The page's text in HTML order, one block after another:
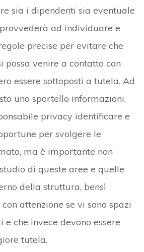
sia i dipendenti sia eventuale
ad individuare e
precise per evitare che
possa venire a contatto con
essere sottoposti a tutela. Ad
uno sportello informazioni,
privacy identificare e
per svolgere le
ma è importante non
di queste aree e quelle
della struttura, bensì
attenzione se vi sono spazi
e che invece devono essere
tutela.